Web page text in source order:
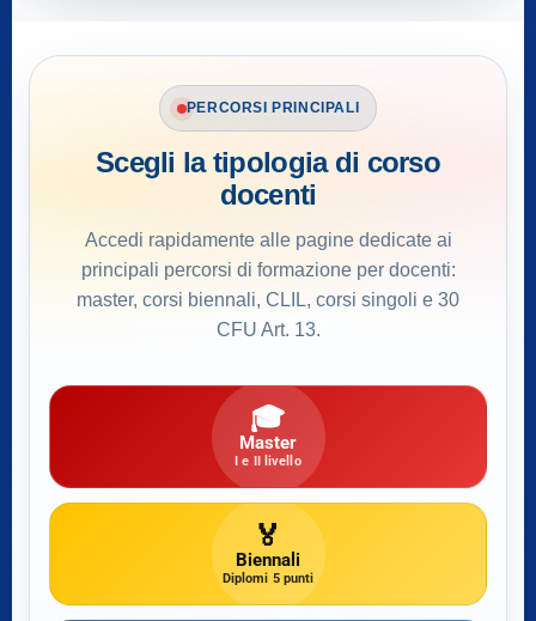
PERCORSI PRINCIPALI
Scegli la tipologia di corso
docenti
Accedi rapidamente alle pagine dedicate ai
principali percorsi di formazione per docenti:
master, corsi biennali, CLIL, corsi singoli e 30
CFU Art. 13.
🎓
Master
I e II livello
🏅
Biennali
Diplomi 5 punti